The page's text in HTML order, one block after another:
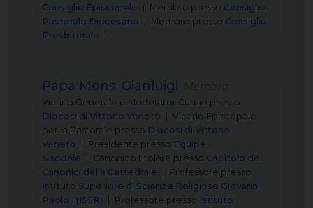
Consiglio Episcopale
Membro presso Consiglio
Pastorale Diocesano
Membro presso Consiglio
Presbiterale
Papa Mons. Gianluigi
Vicario Generale e Moderator Curiae presso
Diocesi di Vittorio Veneto
Vicario Episcopale
per la Pastorale presso Diocesi di Vittorio
Veneto
Presidente presso Équipe
sinodale
Canonico titolare presso Capitolo dei
Canonici della Cattedrale
Professore presso
Istituto Superiore di Scienze Religiose Giovanni
Paolo I (ISSR)
Professore presso Istituto